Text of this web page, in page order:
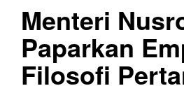
Menteri
Paparkan
Filosofi